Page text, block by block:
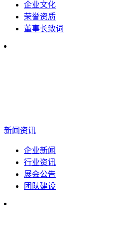
企业文化
荣誉资质
董事长致词
新闻资讯
企业新闻
行业资讯
展会公告
团队建设